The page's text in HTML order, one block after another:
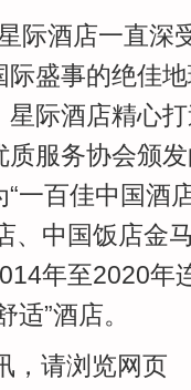
际酒店一直深
盛事的绝佳
际酒店精心
服务协会颁
一百佳中国酒
、中国饭店金
年至2020年
”酒店。
，请浏览网页